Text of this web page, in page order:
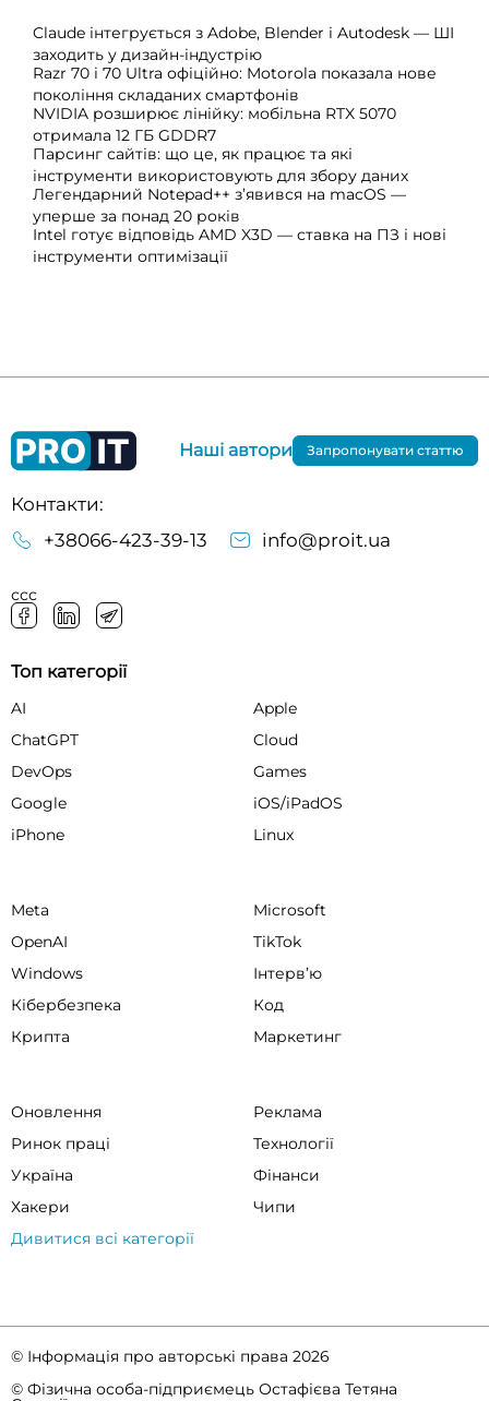
Claude інтегрується з Adobe, Blender і Autodesk — ШІ
заходить у дизайн-індустрію
Razr 70 і 70 Ultra офіційно: Motorola показала нове
покоління складаних смартфонів
NVIDIA розширює лінійку: мобільна RTX 5070
отримала 12 ГБ GDDR7
Парсинг сайтів: що це, як працює та які
інструменти використовують для збору даних
Легендарний Notepad++ з’явився на macOS —
уперше за понад 20 років
Intel готує відповідь AMD X3D — ставка на ПЗ і нові
інструменти оптимізації
Контакти:
+38066-423-39-13
info@proit.ua
ссс
Наші автори Запропонувати статтю
Топ категорії
AI
Apple
ChatGPT
Cloud
DevOps
Games
Google
iOS/iPadOS
iPhone
Linux
Meta
Microsoft
OpenAI
TikTok
Windows
Інтервʼю
Кібербезпека
Код
Крипта
Маркетинг
Оновлення
Реклама
Ринок праці
Технології
Україна
Фінанси
Хакери
Чипи
Дивитися всі категорії
© Інформація про авторські права 2026
© Фізична особа-підприємець Остафієва Тетяна